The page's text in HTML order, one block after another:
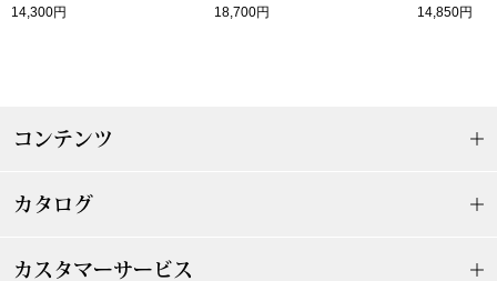
ア
プ
ス
14,300円
18,700円
14,850円
コンテンツ
カタログ
カスタマーサービス